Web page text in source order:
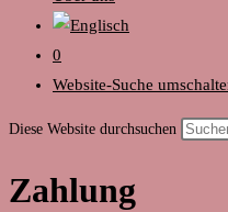
0
Website-Suche
Diese Website durchsuchen
Zahlung